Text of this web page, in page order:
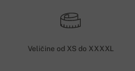
Veličine od XS do XXXXL